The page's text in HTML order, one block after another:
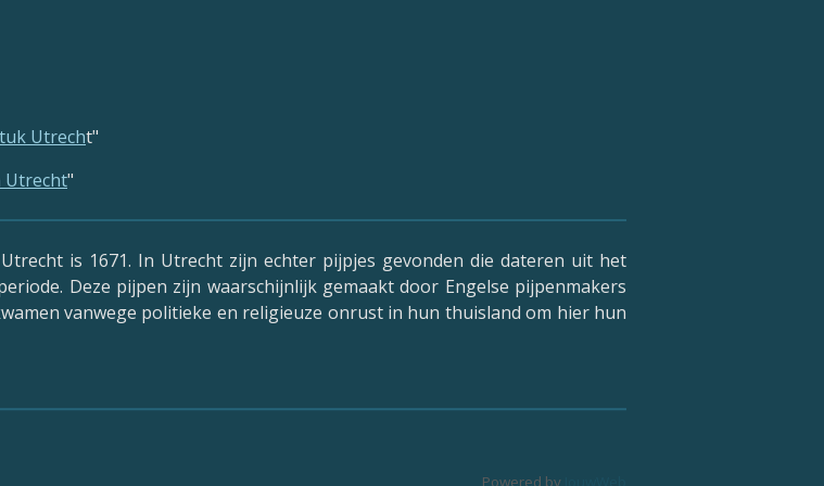
Utrecht"
Utrecht"
is 1671. In Utrecht zijn echter pijpjes gevonden die dateren uit het
Deze pijpen zijn waarschijnlijk gemaakt door Engelse pijpenmakers
vanwege politieke en religieuze onrust in hun thuisland om hier hun
Powered by